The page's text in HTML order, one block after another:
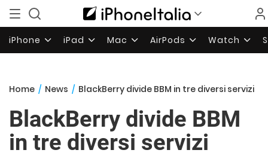
iPhone iPad Mac AirPods Watch
Home / News / BlackBerry divide BBM in tre diversi servizi
BlackBerry divide BBM
in tre diversi servizi